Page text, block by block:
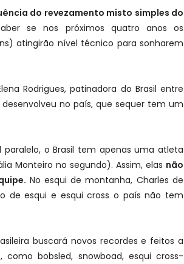
do revezamento misto simples do
se nos próximos quatro anos os
atingirão nível técnico para sonharem
Rodrigues, patinadora do Brasil entre
no país, que sequer tem um
o Brasil tem apenas uma atleta
Monteiro no segundo). Assim, elas não
No esqui de montanha, Charles de
de esqui e esqui cross o país não tem
buscará novos recordes e feitos a
bobsled, snowboad, esqui cross-